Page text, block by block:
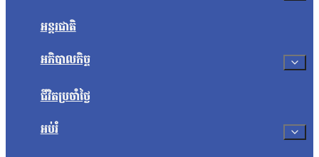
អន្តរជាតិ
អភិបាលកិច្ច
ជីវិតប្រចាំថ្ងៃ
អប់រំ